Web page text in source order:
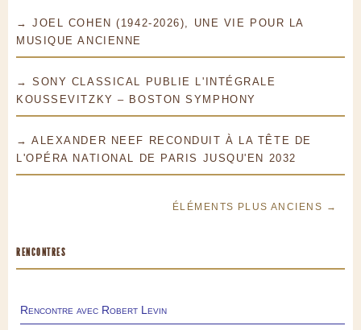
→ JOEL COHEN (1942-2026), UNE VIE POUR LA
MUSIQUE ANCIENNE
→ SONY CLASSICAL PUBLIE L'INTÉGRALE
KOUSSEVITZKY – BOSTON SYMPHONY
→ ALEXANDER NEEF RECONDUIT À LA TÊTE DE
L'OPÉRA NATIONAL DE PARIS JUSQU'EN 2032
ÉLÉMENTS PLUS ANCIENS →
RENCONTRES
Rencontre avec Robert Levin